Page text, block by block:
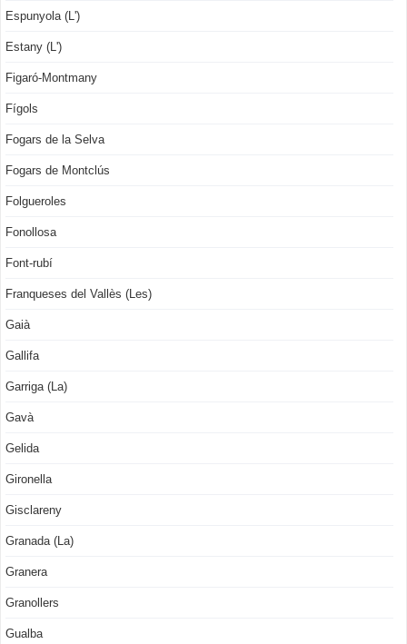
Espunyola (L')
Estany (L')
Figaró-Montmany
Fígols
Fogars de la Selva
Fogars de Montclús
Folgueroles
Fonollosa
Font-rubí
Franqueses del Vallès (Les)
Gaià
Gallifa
Garriga (La)
Gavà
Gelida
Gironella
Gisclareny
Granada (La)
Granera
Granollers
Gualba